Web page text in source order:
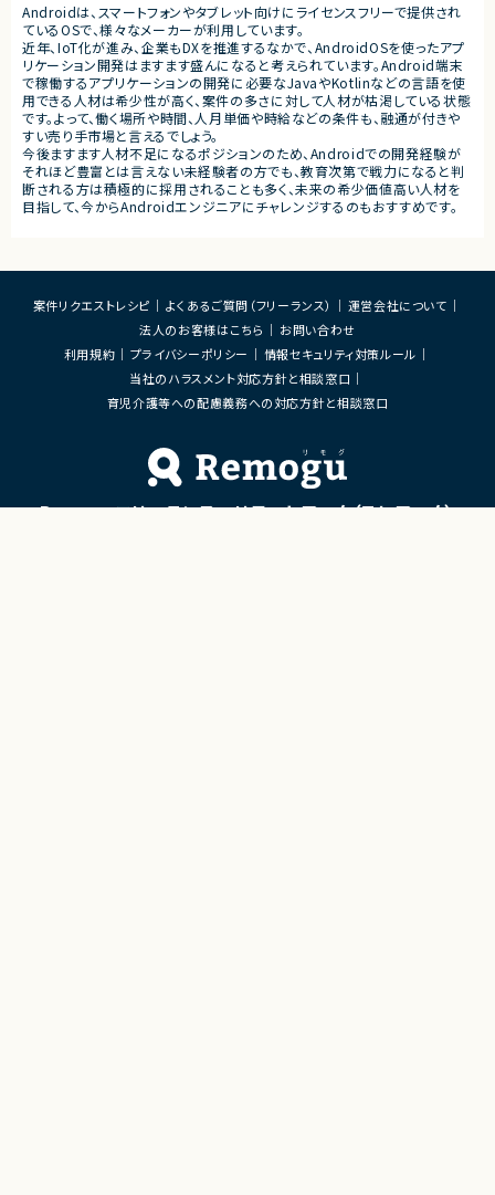
Androidは、スマートフォンやタブレット向けにライセンスフリーで提供され
ているOSで、様々なメーカーが利用しています。
近年、IoT化が進み、企業もDXを推進するなかで、AndroidOSを使ったアプ
リケーション開発はますます盛んになると考えられています。Android端末
で稼働するアプリケーションの開発に必要なJavaやKotlinなどの言語を使
用できる人材は希少性が高く、案件の多さに対して人材が枯渇している状態
です。よって、働く場所や時間、人月単価や時給などの条件も、融通が付きや
すい売り手市場と言えるでしょう。
今後ますます人材不足になるポジションのため、Androidでの開発経験が
それほど豊富とは言えない未経験者の方でも、教育次第で戦力になると判
断される方は積極的に採用されることも多く、未来の希少価値高い人材を
目指して、今からAndroidエンジニアにチャレンジするのもおすすめです。
案件リクエストレシピ よくあるご質問（フリーランス）
運営会社について
法人のお客様はこちら
お問い合わせ
利用規約
プライバシーポリシー
情報セキュリティ対策ルール
当社のハラスメント対応方針と相談窓口
育児介護等への配慮義務への対応方針と相談窓口
Remoguフリーランス×リモートワーク（テレワーク）